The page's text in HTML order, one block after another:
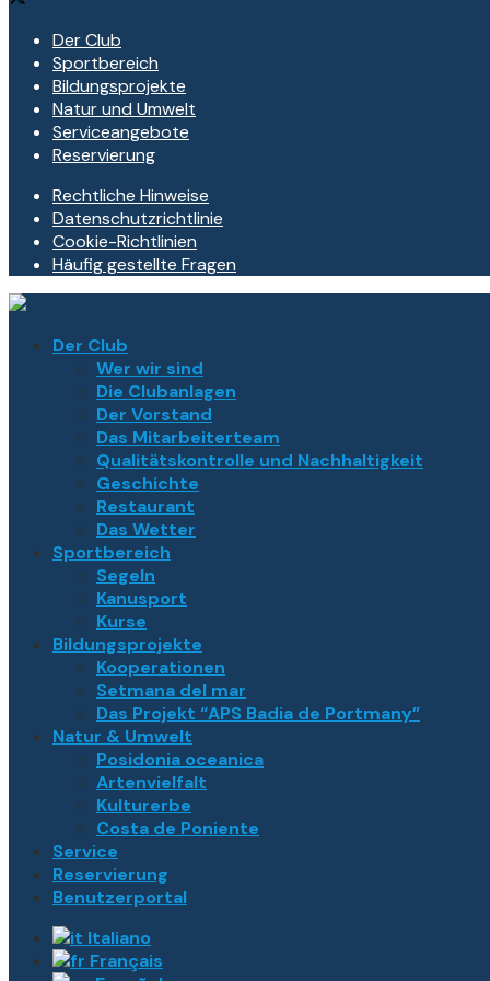
Der Club
Sportbereich
Bildungsprojekte
Natur und Umwelt
Serviceangebote
Reservierung
Rechtliche Hinweise
Datenschutzrichtlinie
Cookie-Richtlinien
Häufig gestellte Fragen
Der Club
Wer wir sind
Die Clubanlagen
Der Vorstand
Das Mitarbeiterteam
Qualitätskontrolle und Nachhaltigkeit
Geschichte
Restaurant
Das Wetter
Sportbereich
Segeln
Kanusport
Kurse
Bildungsprojekte
Kooperationen
Setmana del mar
Das Projekt “APS Badia de Portmany”
Natur & Umwelt
Posidonia oceanica
Artenvielfalt
Kulturerbe
Costa de Poniente
Service
Reservierung
Benutzerportal
Italiano
Français